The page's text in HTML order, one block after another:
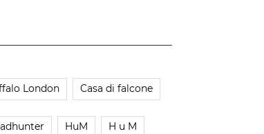
London Casa di falcone
HuM H u M